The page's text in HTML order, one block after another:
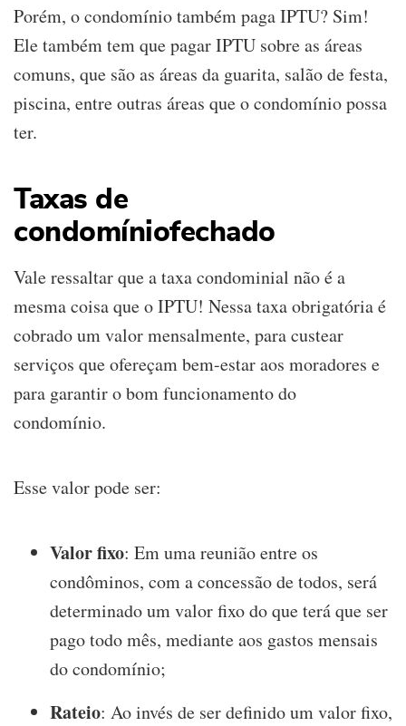
Porém, o condomínio também paga IPTU? Sim!
Ele também tem que pagar IPTU sobre as áreas
comuns, que são as áreas da guarita, salão de festa,
piscina, entre outras áreas que o condomínio possa
ter.
Taxas de
condomíniofechado
Vale ressaltar que a taxa condominial não é a
mesma coisa que o IPTU! Nessa taxa obrigatória é
cobrado um valor mensalmente, para custear
serviços que ofereçam bem-estar aos moradores e
para garantir o bom funcionamento do
condomínio.
Esse valor pode ser:
Valor fixo: Em uma reunião entre os
condôminos, com a concessão de todos, será
determinado um valor fixo do que terá que ser
pago todo mês, mediante aos gastos mensais
do condomínio;
Rateio: Ao invés de ser definido um valor fixo,